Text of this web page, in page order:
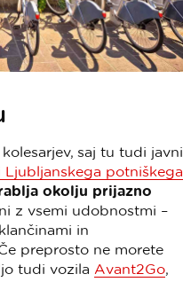
saj tu tudi javni
Ljubljanskega potniškega
okolju prijazno
z vsemi udobnostmi –
in
preprosto ne morete
tudi vozila Avant2Go,